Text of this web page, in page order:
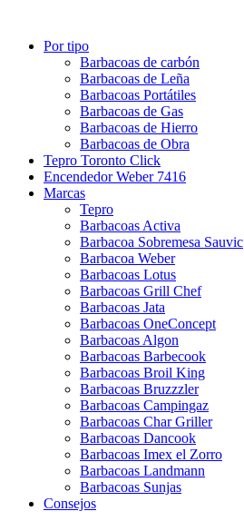
Por tipo
Barbacoas de carbón
Barbacoas de Leña
Barbacoas Portátiles
Barbacoas de Gas
Barbacoas de Hierro
Barbacoas de Obra
Tepro Toronto Click
Encendedor Weber 7416
Marcas
Tepro
Barbacoas Activa
Barbacoa Sobremesa Sauvic
Barbacoa Weber
Barbacoas Lotus
Barbacoas Grill Chef
Barbacoas Jata
Barbacoas OneConcept
Barbacoas Algon
Barbacoas Barbecook
Barbacoas Broil King
Barbacoas Bruzzzler
Barbacoas Campingaz
Barbacoas Char Griller
Barbacoas Dancook
Barbacoas Imex el Zorro
Barbacoas Landmann
Barbacoas Sunjas
Consejos